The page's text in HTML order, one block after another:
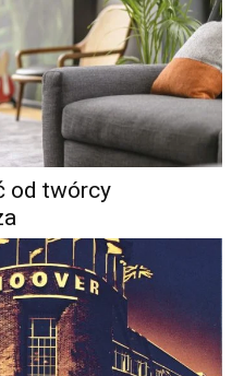
od twórcy